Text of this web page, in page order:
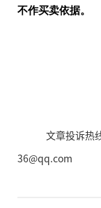
不作买卖依据。
文章投诉热
36@qq.com